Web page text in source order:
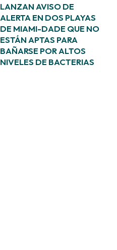
LANZAN AVISO DE
ALERTA EN DOS PLAYAS
DE MIAMI-DADE QUE NO
ESTÁN APTAS PARA
BAÑARSE POR ALTOS
NIVELES DE BACTERIAS